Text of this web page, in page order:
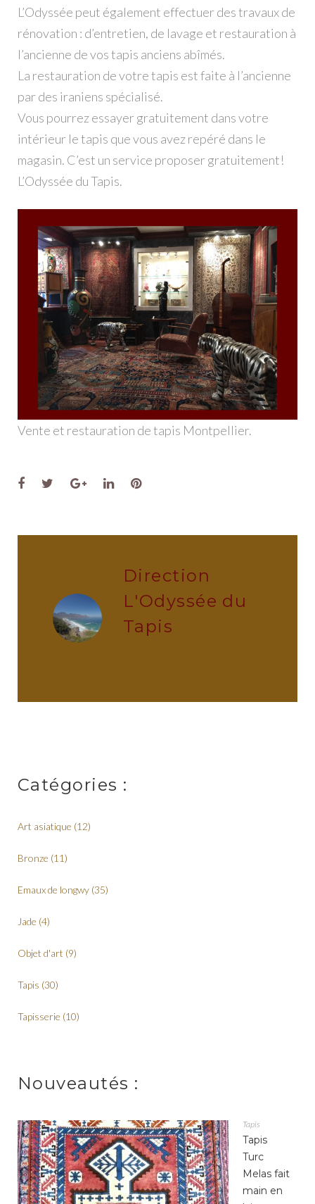
L’Odyssée peut également effectuer des travaux de
rénovation : d’entretien, de lavage et restauration à
l’ancienne de vos tapis anciens abîmés.
La restauration de votre tapis est faite à l’ancienne
par des iraniens spécialisé.
Vous pourrez essayer gratuitement dans votre
intérieur le tapis que vous avez repéré dans le
magasin. C’est un service proposer gratuitement!
L’Odyssée du Tapis.
Vente et restauration de tapis Montpellier.
Facebook
TwitterGoogle+
LinkedInPinterest
Direction
L'Odyssée du
Tapis
Catégories :
Art asiatique (12)
Bronze (11)
Emaux de longwy (35)
Jade (4)
Objet d'art (9)
Tapis (30)
Tapisserie (10)
Nouveautés :
Tapis
Tapis
Turc
Melas fait
main en